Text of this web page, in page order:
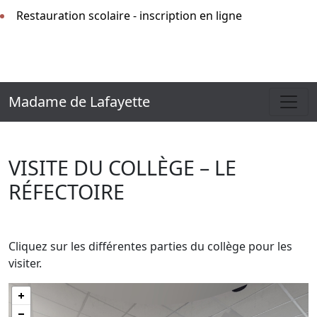
Restauration scolaire - inscription en ligne
Madame de Lafayette
VISITE DU COLLÈGE – LE
RÉFECTOIRE
Cliquez sur les différentes parties du collège pour les
visiter.